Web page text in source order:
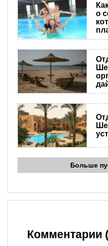
о
Больше
Комментарии